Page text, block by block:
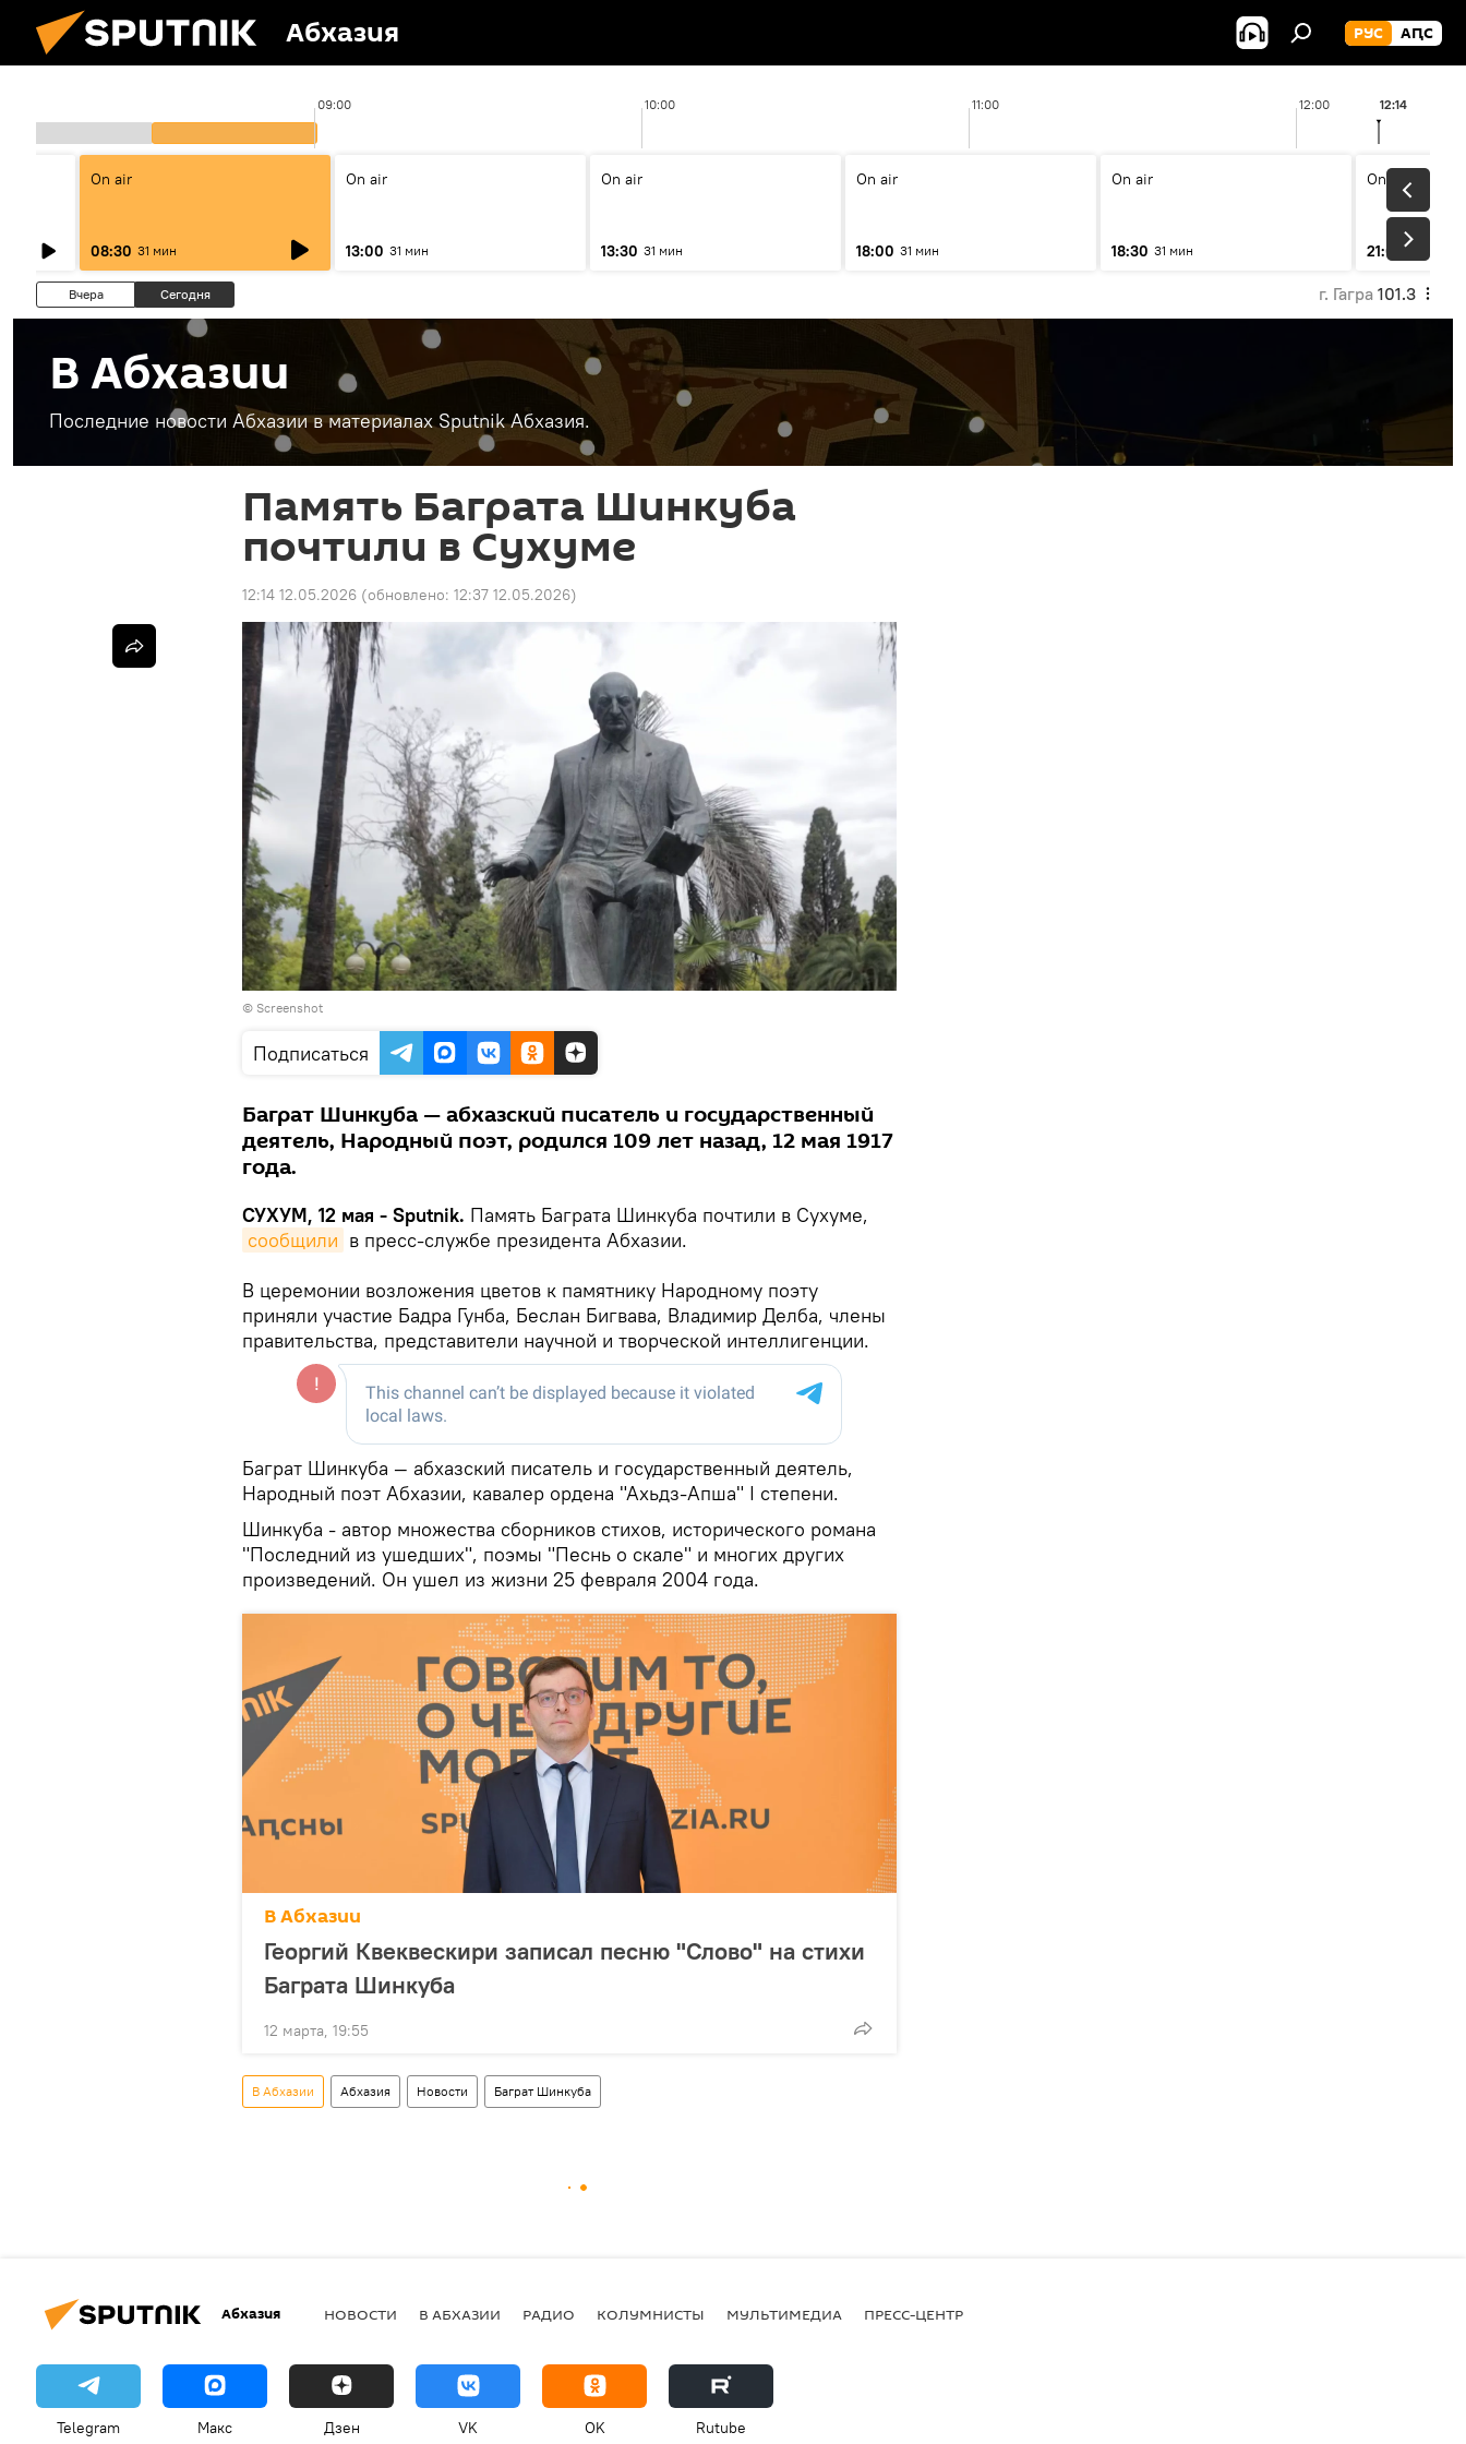
Абхазия РУС АԤС
09:00 10:00 11:00 12:00 12:14
On air
08:30 31 мин
On air
13:00 31 мин
On air
13:30 31 мин
On air
18:00 31 мин
On air
18:30 31 мин
On air
21:00
Вчера Сегодня г. Гагра 101.3
В Абхазии
Последние новости Абхазии в материалах Sputnik Абхазия.
Память Баграта Шинкуба
почтили в Сухуме
12:14 12.05.2026 (обновлено: 12:37 12.05.2026)
© Screenshot
Подписаться
Баграт Шинкуба — абхазский писатель и государственный
деятель, Народный поэт, родился 109 лет назад, 12 мая 1917
года.
СУХУМ, 12 мая - Sputnik. Память Баграта Шинкуба почтили в Сухуме,
сообщили в пресс-службе президента Абхазии.
В церемонии возложения цветов к памятнику Народному поэту
приняли участие Бадра Гунба, Беслан Бигвава, Владимир Делба, члены
правительства, представители научной и творческой интеллигенции.
Баграт Шинкуба — абхазский писатель и государственный деятель,
Народный поэт Абхазии, кавалер ордена "Ахьдз-Апша" I степени.
Шинкуба - автор множества сборников стихов, исторического романа
"Последний из ушедших", поэмы "Песнь о скале" и многих других
произведений. Он ушел из жизни 25 февраля 2004 года.
В Абхазии
Георгий Квеквескири записал песню "Слово" на стихи
Баграта Шинкуба
12 марта, 19:55
В Абхазии Абхазия Новости Баграт Шинкуба
Абхазия НОВОСТИ В АБХАЗИИ РАДИО КОЛУМНИСТЫ МУЛЬТИМЕДИА ПРЕСС-ЦЕНТР
Telegram Макс Дзен VK OK Rutube